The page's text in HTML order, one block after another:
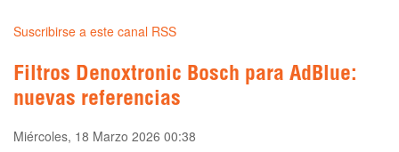
Suscribirse a este canal RSS
Filtros Denoxtronic Bosch para AdBlue:
nuevas referencias
Miércoles, 18 Marzo 2026 00:38